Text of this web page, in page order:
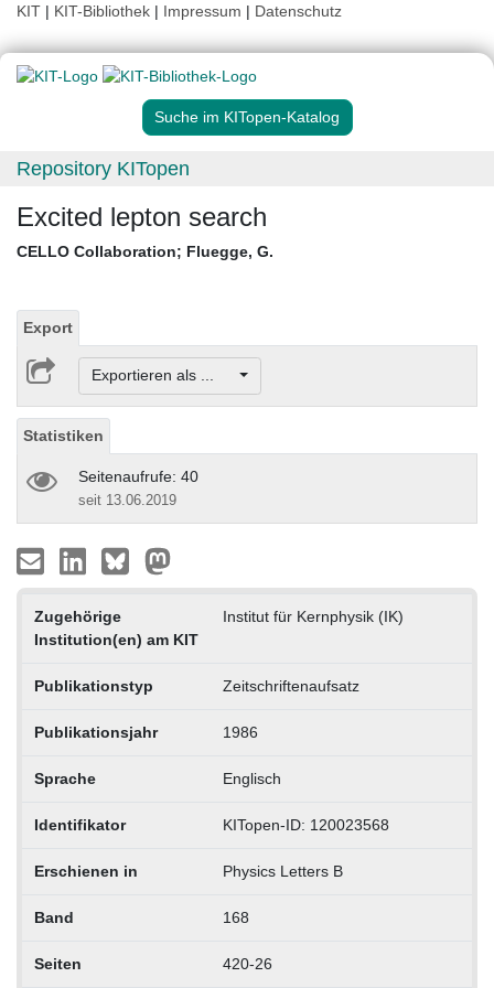
KIT | KIT-Bibliothek | Impressum | Datenschutz
Suche im KITopen-Katalog
Repository KITopen
Excited lepton search
CELLO Collaboration; Fluegge, G.
Export
Exportieren als ...
Statistiken
Seitenaufrufe: 40
seit 13.06.2019
Zugehörige
Institution(en) am KIT
Institut für Kernphysik (IK)
Publikationstyp Zeitschriftenaufsatz
Publikationsjahr 1986
Sprache Englisch
Identifikator KITopen-ID: 120023568
Erschienen in Physics Letters B
Band 168
Seiten 420-26